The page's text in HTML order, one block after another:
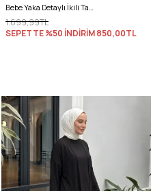
Bebe Yaka Detaylı İkili Takım Y0141 - HAKİ
1.699,99TL
SEPETTE %50 İNDİRİM850,00TL